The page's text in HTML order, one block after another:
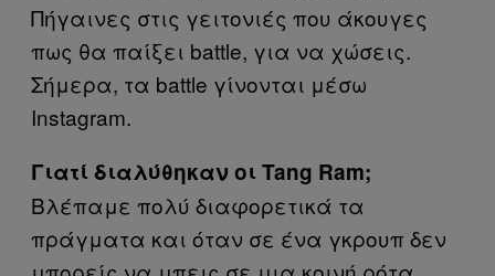
Πήγαινες στις γειτονιές που άκουγες
πως θα παίξει battle, για να χώσεις.
Σήμερα, τα battle γίνονται μέσω
Instagram.
Γιατί διαλύθηκαν οι Tang Ram;
Βλέπαμε πολύ διαφορετικά τα
πράγματα και όταν σε ένα γκρουπ δεν